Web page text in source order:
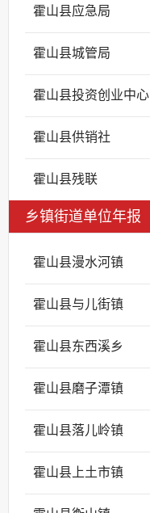
霍山县应急局
霍山县城管局
霍山县投资创业中心
霍山县供销社
霍山县残联
乡镇街道单位年报
霍山县漫水河镇
霍山县与儿街镇
霍山县东西溪乡
霍山县磨子潭镇
霍山县落儿岭镇
霍山县上土市镇